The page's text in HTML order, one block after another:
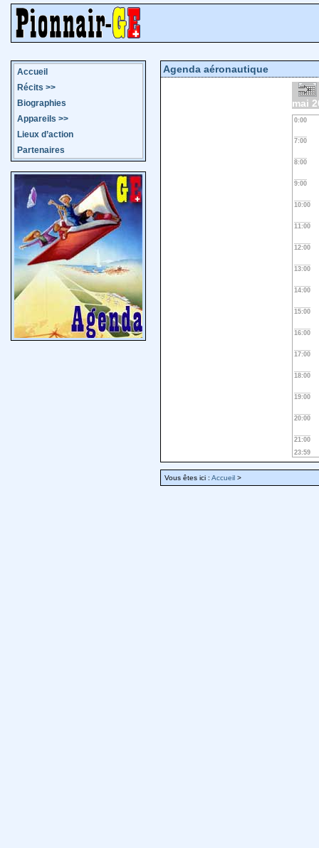
Accueil
Récits >>
Biographies
Appareils >>
Lieux d’action
Partenaires
Agenda aéronautique
mai
0:00
7:00
8:00
9:00
10:00
11:00
12:00
13:00
14:00
15:00
16:00
17:00
18:00
19:00
20:00
21:00
23:59
Vous êtes ici : Accueil >